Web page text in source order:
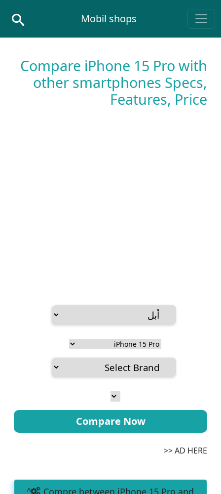
Main Navigation
Mobil shops
Compare iPhone 15 Pro with
other smartphones Specs,
Features, Price
Compare Now
AD HERE <<
Compre between iPhone 15 Pro and